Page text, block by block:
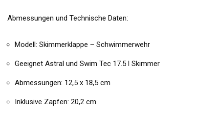
Abmessungen und Technische Daten:
Modell: Skimmerklappe – Schwimmerwehr
Geeignet Astral und Swim Tec 17.5 l Skimmer
Abmessungen: 12,5 x 18,5 cm
Inklusive Zapfen: 20,2 cm